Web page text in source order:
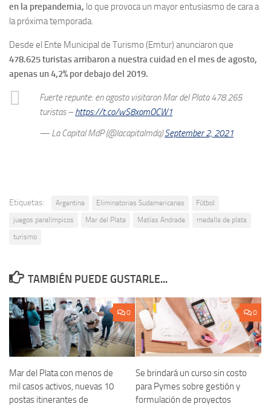
en la prepandemia, lo que provoca un mayor entusiasmo de cara a
la próxima temporada.
Desde el Ente Municipal de Turismo (Emtur) anunciaron que
478.625 turistas arribaron a nuestra cuidad en el mes de agosto,
apenas un 4,2% por debajo del 2019.
Fuerte repunte: en agosto visitaron Mar del Plata 478.265
turistas –https://t.co/wS8xomOCW1
— La Capital MdP (@lacapitalmdq)September 2, 2021
Etiquetas: Argentina Eliminatorias Sudamericanas
Fútbol
juegos paralímpicos
Mar del Plata Matías Andrade
medalla de plata
turismo
TAMBIÉN PUEDE GUSTARLE...
0
Mar del Plata con menos de
mil casos activos, nuevas 10
postas itinerantes de
0
Se brindará un curso sin costo
para Pymes sobre gestión y
formulación de proyectos